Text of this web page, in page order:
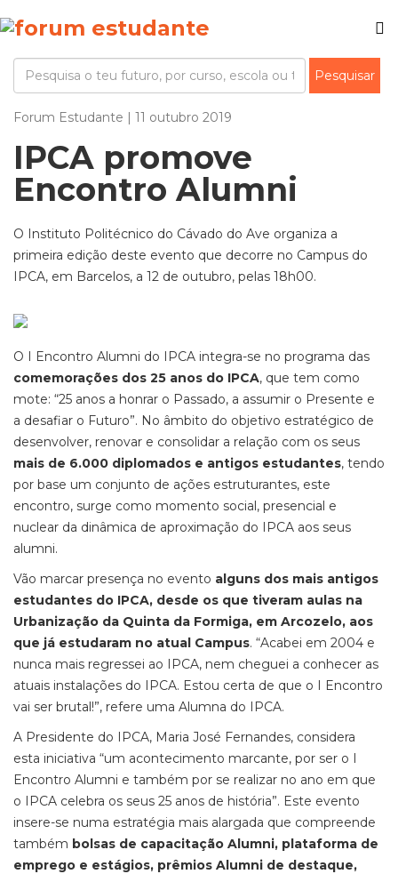
Forum Estudante | 11 outubro 2019
IPCA promove
Encontro Alumni
O Instituto Politécnico do Cávado do Ave organiza a
primeira edição deste evento que decorre no Campus do
IPCA, em Barcelos, a 12 de outubro, pelas 18h00.
O I Encontro Alumni do IPCA integra-se no programa das
comemorações dos 25 anos do IPCA, que tem como
mote: “25 anos a honrar o Passado, a assumir o Presente e
a desafiar o Futuro”. No âmbito do objetivo estratégico de
desenvolver, renovar e consolidar a relação com os seus
mais de 6.000 diplomados e antigos estudantes, tendo
por base um conjunto de ações estruturantes, este
encontro, surge como momento social, presencial e
nuclear da dinâmica de aproximação do IPCA aos seus
alumni.
Vão marcar presença no evento alguns dos mais antigos
estudantes do IPCA, desde os que tiveram aulas na
Urbanização da Quinta da Formiga, em Arcozelo, aos
que já estudaram no atual Campus. “Acabei em 2004 e
nunca mais regressei ao IPCA, nem cheguei a conhecer as
atuais instalações do IPCA. Estou certa de que o I Encontro
vai ser brutal!”, refere uma Alumna do IPCA.
A Presidente do IPCA, Maria José Fernandes, considera
esta iniciativa “um acontecimento marcante, por ser o I
Encontro Alumni e também por se realizar no ano em que
o IPCA celebra os seus 25 anos de história”. Este evento
insere-se numa estratégia mais alargada que compreende
também bolsas de capacitação Alumni, plataforma de
emprego e estágios, prêmios Alumni de destaque,